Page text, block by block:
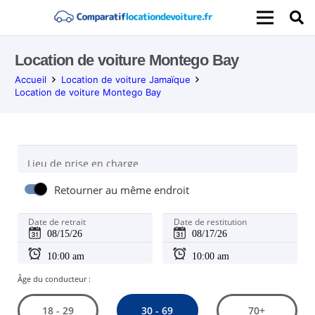
Location de voiture Montego Bay
Accueil
Location de voiture Jamaïque
Location de voiture Montego Bay
Lieu de prise en charge
Retourner au même endroit
Date de retrait Date de restitution
Âge du conducteur :
18 - 29 30 - 69 70+